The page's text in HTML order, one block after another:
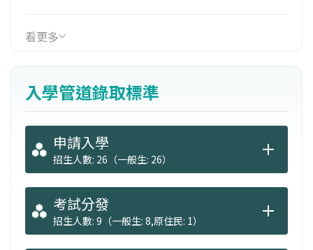
大醫學中心。(5)每年資助優秀學生至美國與新
售與研發、技術改善及研究發展。
看更多
入學管道錄取標準
申請入學
招生人數: 26（一般生: 26）
考試分發
招生人數: 9（一般生: 8,原住民: 1）